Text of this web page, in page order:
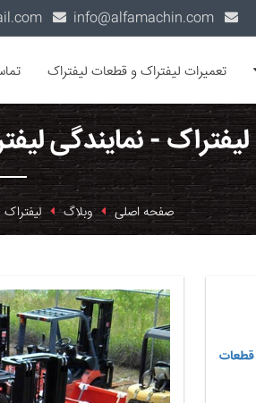
تعمیرات لیفتراک و قطعات لیفتراک
لیفتراک - نمایندگی
صفحه اصلی وبلاگ لیفتراک
قطعات